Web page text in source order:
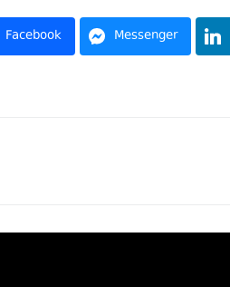
Facebook Messenger